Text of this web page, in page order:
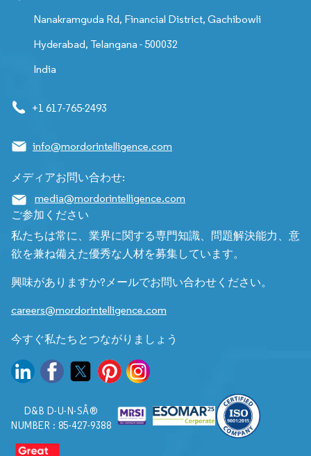
Nanakramguda Rd, Financial District, Gachibowli
Hyderabad, Telangana - 500032
India
+1 617-765-2493
info@mordorintelligence.com
メディアお問い合わせ:
media@mordorintelligence.com
ご参加ください
私たちは常に、業界に関する専門知識、問題解決能力、意
欲を兼ね備えた優秀な人材を募集しています。
興味がありますか?メールでお問い合わせください。
careers@mordorintelligence.com
今すぐ私たちとつながりましょう
D&B D-U-N-SÂ®
NUMBER : 85-427-9388